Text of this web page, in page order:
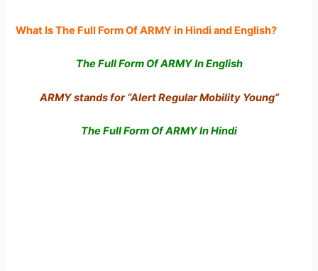
What Is The Full Form Of ARMY in Hindi and English?
The Full Form Of ARMY In English
ARMY stands for “Alert Regular Mobility Young”
The Full Form Of ARMY In Hindi